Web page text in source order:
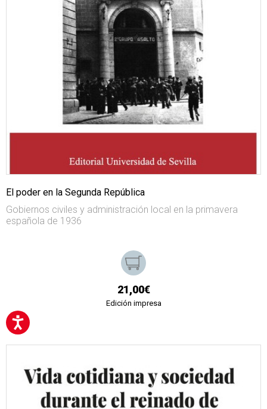
El poder en la Segunda República
Gobiernos civiles y administración local en la primavera
española de 1936
21,00€
Edición impresa